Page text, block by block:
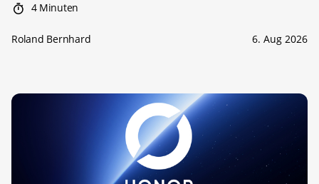
4 Minuten
Roland Bernhard 6. Aug 2026